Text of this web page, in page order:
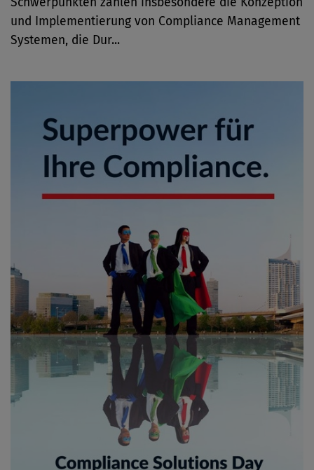
und Implementierung von Compliance Management
Systemen, die Dur...